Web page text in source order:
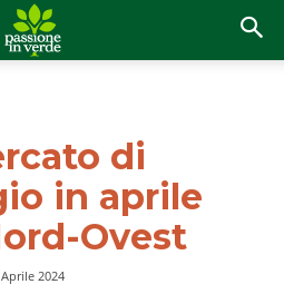
di
in aprile
Ovest
2024